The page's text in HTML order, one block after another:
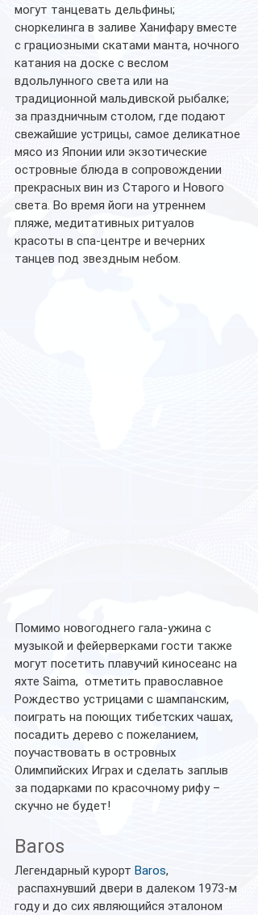
могут танцевать дельфины;
сноркелинга в заливе Ханифару вместе
с грациозными скатами манта, ночного
катания на доске с веслом
вдольлунного света или на
традиционной мальдивской рыбалке;
за праздничным столом, где подают
свежайшие устрицы, самое деликатное
мясо из Японии или экзотические
островные блюда в сопровождении
прекрасных вин из Старого и Нового
света. Во время йоги на утреннем
пляже, медитативных ритуалов
красоты в спа-центре и вечерних
танцев под звездным небом.
Помимо новогоднего гала-ужина с
музыкой и фейерверками гости также
могут посетить плавучий киносеанс на
яхте Saima,  отметить православное
Рождество устрицами с шампанским,
поиграть на поющих тибетских чашах,
посадить дерево с пожеланием,
поучаствовать в островных
Олимпийских Играх и сделать заплыв
за подарками по красочному рифу –
скучно не будет!
Baros
Легендарный курорт Baros,
распахнувший двери в далеком 1973-м
году и до сих являющийся эталоном